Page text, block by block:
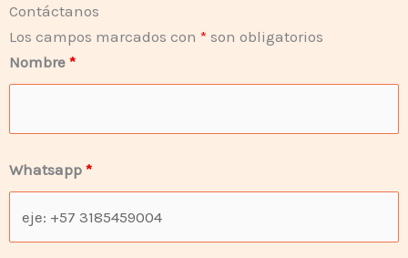
Contáctanos
Los campos marcados con * son obligatorios
Nombre *
Whatsapp *